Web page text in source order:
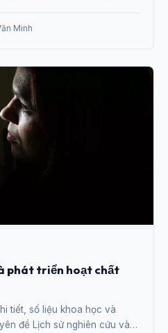
Minh
phát triển hoạt chất
tiết, số liệu khoa học và
đề Lịch sử nghiên cứu và